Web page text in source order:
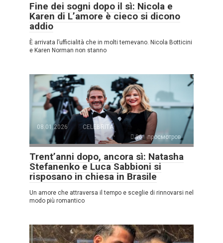
Fine dei sogni dopo il sì: Nicola e
Karen di L’amore è cieco si dicono
addio
È arrivata l’ufficialità che in molti temevano. Nicola Botticini
e Karen Norman non stanno
08.01.2026
CELEBRITÀ
961 просмотров
Trent’anni dopo, ancora sì: Natasha
Stefanenko e Luca Sabbioni si
risposano in chiesa in Brasile
Un amore che attraversa il tempo e sceglie di rinnovarsi nel
modo più romantico